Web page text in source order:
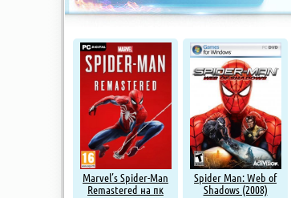
Marvel’s Spider-Man
Remastered на пк
Spider Man: Web of
Shadows (2008)